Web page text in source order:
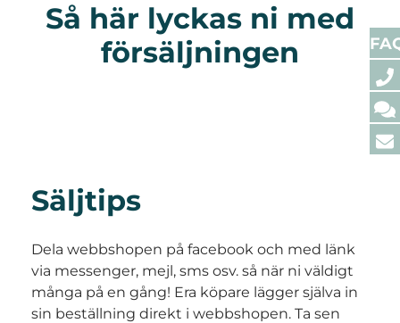
Så här lyckas ni med
försäljningen
Säljtips
Dela webbshopen på facebook och med länk
via messenger, mejl, sms osv. så när ni väldigt
många på en gång! Era köpare lägger själva in
sin beställning direkt i webbshopen. Ta sen